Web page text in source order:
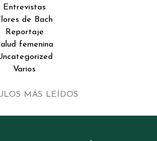
Entrevistas
de Bach
Reportaje
femenina
Varios
MÁS LEÍDOS